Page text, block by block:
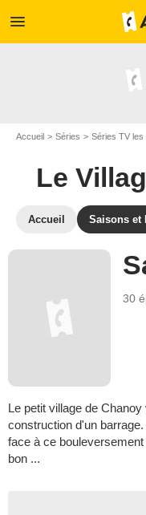
menu
Accueil Séries Séries TV les
Le
Accueil Saisons et
30
Le petit village de
construction d'un
face à ce
bon ...